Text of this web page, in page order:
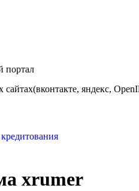
портал
яндекс,
xrumer